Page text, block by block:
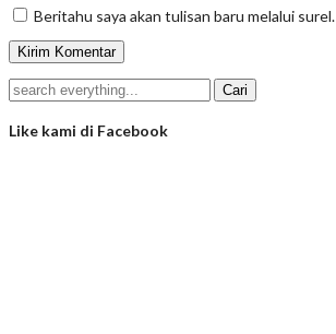
Beritahu saya akan tulisan baru melalui surel.
Like kami di Facebook